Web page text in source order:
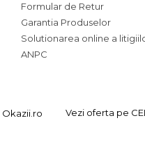
Formular de Retur
Garantia Produselor
Solutionarea online a
ANPC
Vezi oferta pe